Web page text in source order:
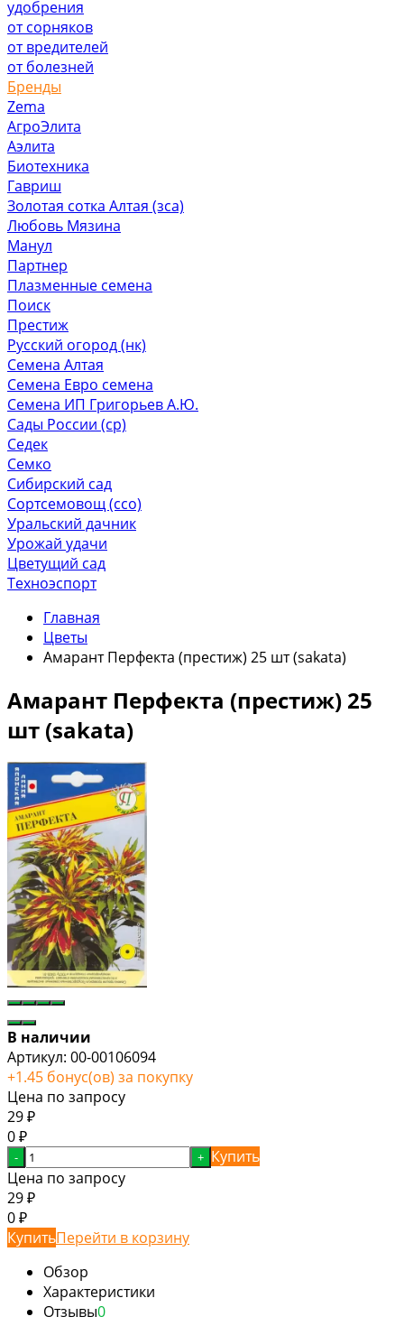
удобрения
от сорняков
от вредителей
от болезней
Бренды
Zema
АгроЭлита
Аэлита
Биотехника
Гавриш
Золотая сотка Алтая (зса)
Любовь Мязина
Манул
Партнер
Плазменные семена
Поиск
Престиж
Русский огород (нк)
Семена Алтая
Семена Евро семена
Семена ИП Григорьев А.Ю.
Сады России (ср)
Седек
Семко
Сибирский сад
Сортсемовощ (ссо)
Уральский дачник
Урожай удачи
Цветущий сад
Техноэспорт
Главная
Цветы
Амарант Перфекта (престиж) 25 шт (sakata)
Амарант Перфекта (престиж) 25
шт (sakata)
В наличии
Артикул: 00-00106094
+1.45 бонус(ов) за покупку
Цена по запросу
29 ₽
0 ₽
- + Купить
Цена по запросу
29 ₽
0 ₽
КупитьПерейти в корзину
Обзор
Характеристики
Отзывы0